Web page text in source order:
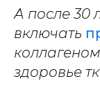
А после 30
включать
здоровье